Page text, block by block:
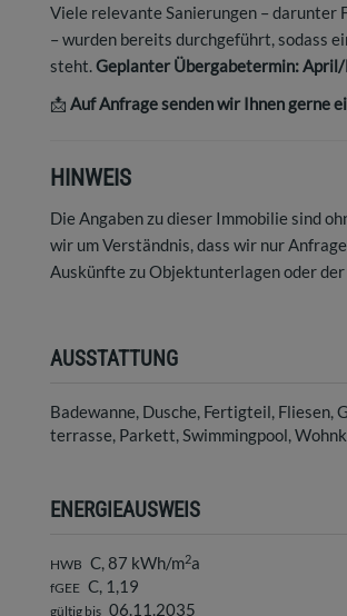
Viele relevante Sanierungen – darunter
– wurden bereits durchgeführt, sodass
steht.Geplanter Übergabetermin:
📩 Auf Anfrage senden wir Ihnen gerne
HINWEIS
Die Angaben zu dieser Immobilie sind
wir um Verständnis, dass wir nur
Auskünfte zu Objektunterlagen oder
AUSSTATTUNG
Badewanne Dusche Fertigteil Fliesen
terrasse Parkett Swimmingpool
ENERGIEAUSWEIS
HWB C, 87 kWh/m2a
fGEE C, 1,19
gültig bis 06.11.2035